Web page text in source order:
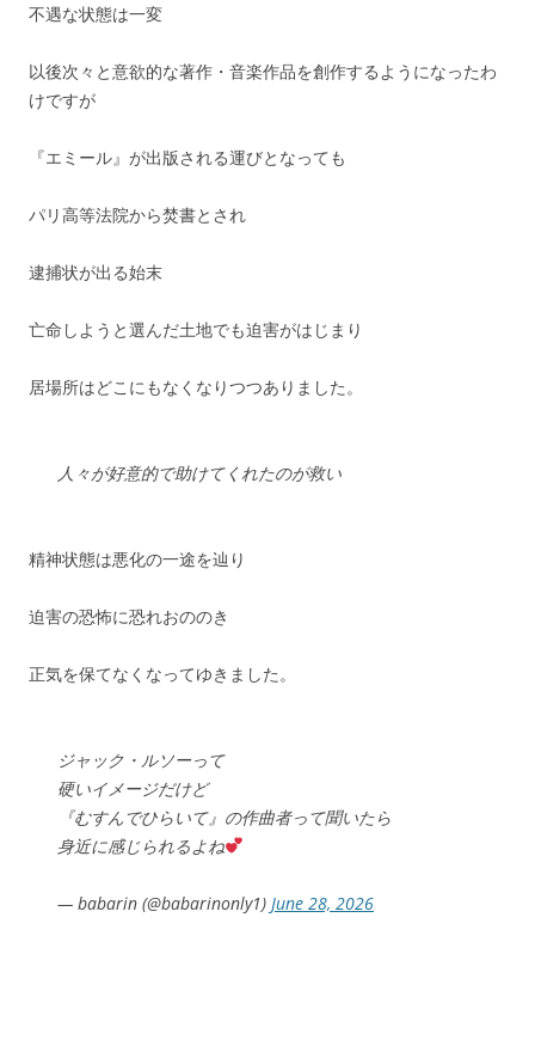
不遇な状態は一変
以後次々と意欲的な著作・音楽作品を創作するようになったわ
けですが
『エミール』が出版される運びとなっても
パリ高等法院から焚書とされ
逮捕状が出る始末
亡命しようと選んだ土地でも迫害がはじまり
居場所はどこにもなくなりつつありました。
人々が好意的で助けてくれたのが救い
精神状態は悪化の一途を辿り
迫害の恐怖に恐れおののき
正気を保てなくなってゆきました。
ジャック・ルソーって
硬いイメージだけど
『むすんでひらいて』の作曲者って聞いたら
身近に感じられるよね
— babarin (@babarinonly1) June 28, 2026